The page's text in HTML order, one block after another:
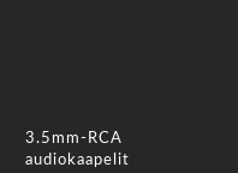
3.5mm-RCA
audiokaapelit